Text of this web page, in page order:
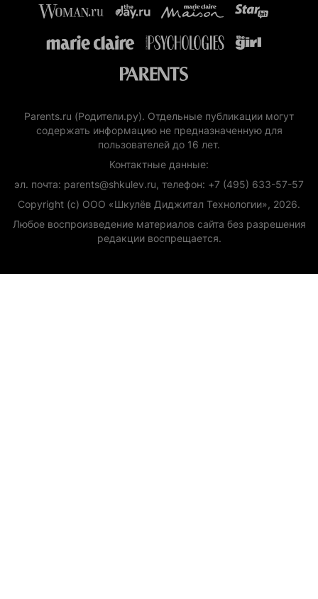
Parents.ru (Родители.ру). Отдельные публикации могут
содержать информацию не предназначенную для
пользователей до 16 лет.
Контактные данные:
эл. почта: parents@shkulev.ru, телефон: +7 (495) 633-57-57
Copyright (с) ООО «Шкулёв Диджитал Технологии», 2026.
Любое воспроизведение материалов сайта без разрешения
редакции воспрещается.